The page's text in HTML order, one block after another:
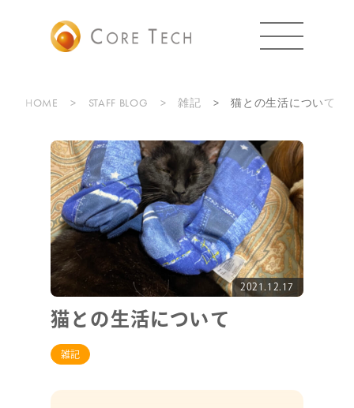
HOME STAFF BLOG 雑記 猫との生活について
2021.12.17
猫との生活について
雑記